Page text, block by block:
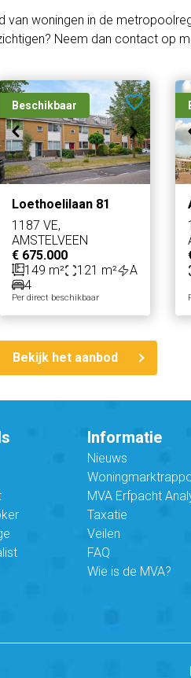
van woningen in de
Neem dan contact op
Beschikbaar
Loethoelilaan 81
1187 VE,
AMSTELVEEN
€ 675.000
149 m²
121 m²
A
4
Per direct beschikbaar
Bekijk het aanbod
Informatie
Nieuws
MVA Erfpacht
Taxatie
Veilen
FAQ
Wie is de MVA?